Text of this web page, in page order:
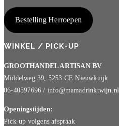
Bestelling Herroepen
WINKEL / PICK-UP
GROOTHANDEL ARTISAN BV
Middelweg 39, 5253 CE Nieuwkuijk
06-40597696 / info@mamadrinktwijn.nl
Openingstijden:
Pick-up volgens afspraak